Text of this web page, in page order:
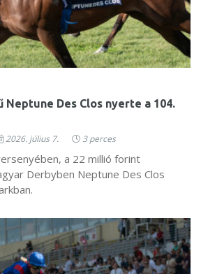
Des Clos nyerte a 104.
2026. július 7. 3 perces
a 22 millió forint
Derbyben Neptune Des Clos